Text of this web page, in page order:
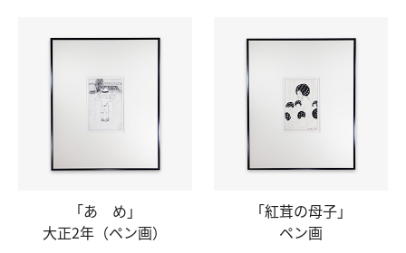
「あ め」
大正2年 （ペン画）
「紅茸の母子」
ペン画